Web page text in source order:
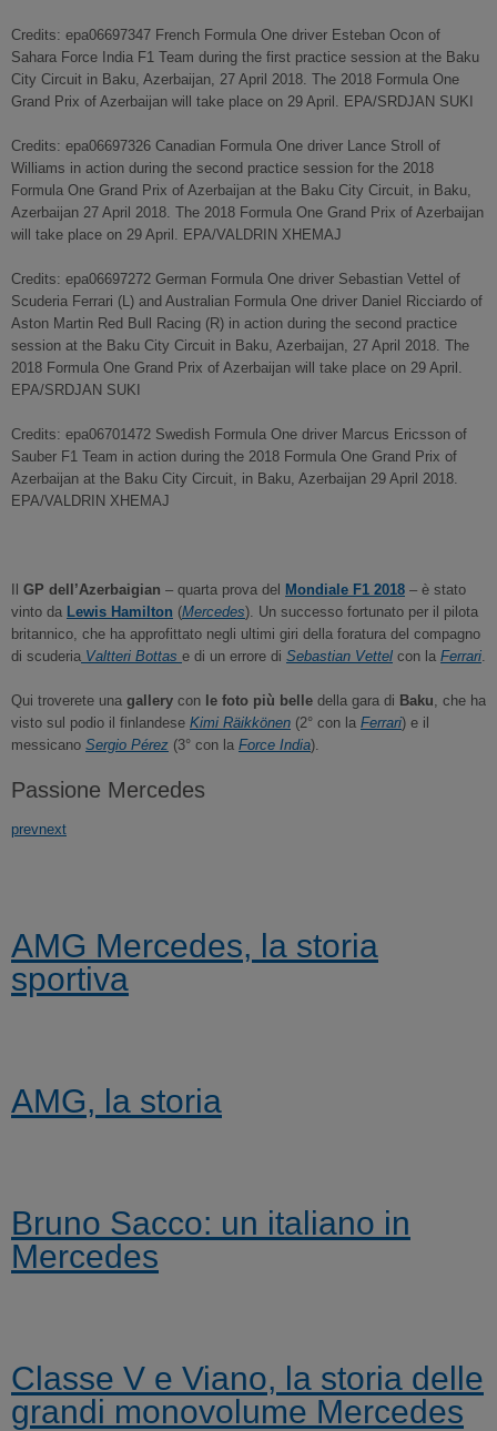
Credits: epa06697347 French Formula One driver Esteban Ocon of
Sahara Force India F1 Team during the first practice session at the Baku
City Circuit in Baku, Azerbaijan, 27 April 2018. The 2018 Formula One
Grand Prix of Azerbaijan will take place on 29 April. EPA/SRDJAN SUKI
Credits: epa06697326 Canadian Formula One driver Lance Stroll of
Williams in action during the second practice session for the 2018
Formula One Grand Prix of Azerbaijan at the Baku City Circuit, in Baku,
Azerbaijan 27 April 2018. The 2018 Formula One Grand Prix of Azerbaijan
will take place on 29 April. EPA/VALDRIN XHEMAJ
Credits: epa06697272 German Formula One driver Sebastian Vettel of
Scuderia Ferrari (L) and Australian Formula One driver Daniel Ricciardo of
Aston Martin Red Bull Racing (R) in action during the second practice
session at the Baku City Circuit in Baku, Azerbaijan, 27 April 2018. The
2018 Formula One Grand Prix of Azerbaijan will take place on 29 April.
EPA/SRDJAN SUKI
Credits: epa06701472 Swedish Formula One driver Marcus Ericsson of
Sauber F1 Team in action during the 2018 Formula One Grand Prix of
Azerbaijan at the Baku City Circuit, in Baku, Azerbaijan 29 April 2018.
EPA/VALDRIN XHEMAJ
GP dell’Azerbaigian – quarta prova del Mondiale F1 2018 – è stato
vinto da Lewis Hamilton (Mercedes). Un successo fortunato per il pilota
britannico, che ha approfittato negli ultimi giri della foratura del compagno
di scuderia Valtteri Bottas e di un errore di Sebastian Vettel con la Ferrari.
Qui troverete una gallery con le foto più belle della gara di Baku, che ha
visto sul podio il finlandese Kimi Räikkönen (2° con la Ferrari) e il
messicano Sergio Pérez (3° con la Force India).
Passione Mercedes
prevnext
AMG Mercedes, la storia
sportiva
AMG, la storia
Bruno Sacco: un italiano in
Mercedes
Classe V e Viano, la storia delle
grandi monovolume Mercedes